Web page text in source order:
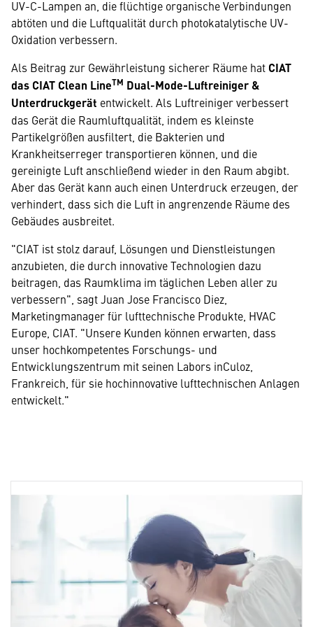
UV-C-Lampen an, die flüchtige organische Verbindungen
abtöten und die Luftqualität durch photokatalytische UV-
Oxidation verbessern.
Als Beitrag zur Gewährleistung sicherer Räume hat CIAT
das CIAT Clean LineTM Dual-Mode-Luftreiniger &
Unterdruckgerät entwickelt. Als Luftreiniger verbessert
das Gerät die Raumluftqualität, indem es kleinste
Partikelgrößen ausfiltert, die Bakterien und
Krankheitserreger transportieren können, und die
gereinigte Luft anschließend wieder in den Raum abgibt.
Aber das Gerät kann auch einen Unterdruck erzeugen, der
verhindert, dass sich die Luft in angrenzende Räume des
Gebäudes ausbreitet.
"CIAT ist stolz darauf, Lösungen und Dienstleistungen
anzubieten, die durch innovative Technologien dazu
beitragen, das Raumklima im täglichen Leben aller zu
verbessern", sagt Juan Jose Francisco Diez,
Marketingmanager für lufttechnische Produkte, HVAC
Europe, CIAT. "Unsere Kunden können erwarten, dass
unser hochkompetentes Forschungs- und
Entwicklungszentrum mit seinen Labors inCuloz,
Frankreich, für sie hochinnovative lufttechnischen Anlagen
entwickelt."